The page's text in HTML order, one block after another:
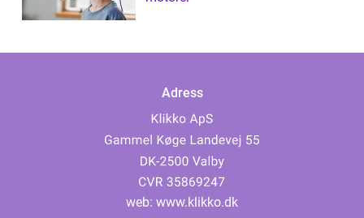
Adress
web: www.klikko.dk